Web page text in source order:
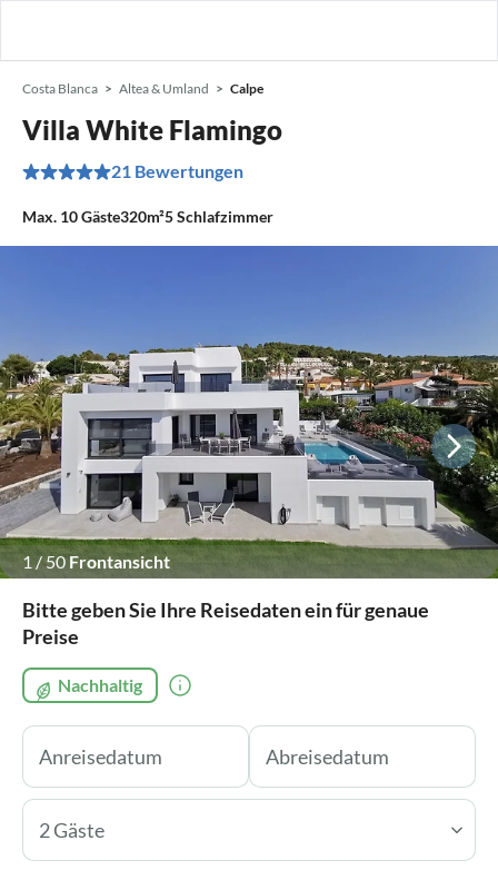
Costa Blanca Altea & Umland Calpe
Villa White Flamingo
21 Bewertungen
Max. 10Gäste320m²5Schlafzimmer
1 / 50Frontansicht
Bitte geben Sie Ihre Reisedaten ein für genaue
Preise
Nachhaltig
2 Gäste